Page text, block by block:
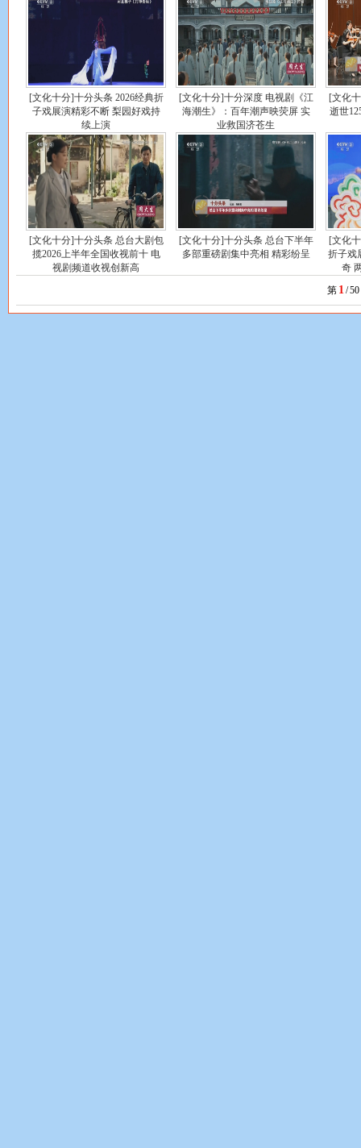
[文化十分]十分头条 2026经典折
子戏展演精彩不断 梨园好戏持
续上演
[文化十分]十分深度 电视剧《江
海潮生》：百年潮声映荧屏 实
业救国济苍生
[文化
逝世
[文化十分]十分头条 总台大剧包
揽2026上半年全国收视前十 电
视剧频道收视创新高
[文化十分]十分头条 总台下半年
多部重磅剧集中亮相 精彩纷呈
[文化
折子戏
奇
第 1 /50